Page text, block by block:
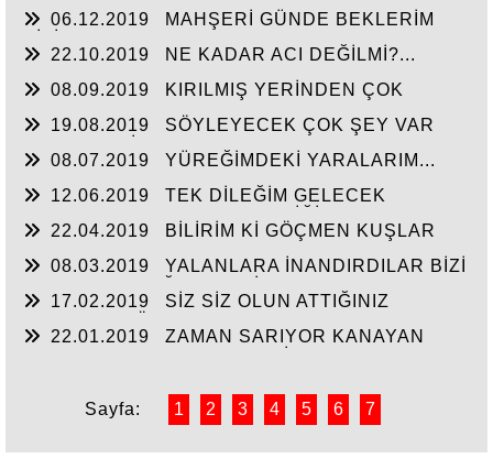
06.12.2019
MAHŞERİ GÜNDE BEKLERİM
22.10.2019
NE KADAR ACI DEĞİLMİ?...
08.09.2019
KIRILMIŞ YERİNDEN ÇOK
19.08.2019
SÖYLEYECEK ÇOK ŞEY VAR
08.07.2019
YÜREĞİMDEKİ YARALARIM...
12.06.2019
TEK DİLEĞİM GELECEK
YAŞATMASI...
22.04.2019
BİLİRİM Kİ GÖÇMEN KUŞLAR
08.03.2019
YALANLARA İNANDIRDILAR BİZİ
17.02.2019
SİZ SİZ OLUN ATTIĞINIZ
22.01.2019
ZAMAN SARIYOR KANAYAN
Sayfa: 1 2 3 4 5 6 7